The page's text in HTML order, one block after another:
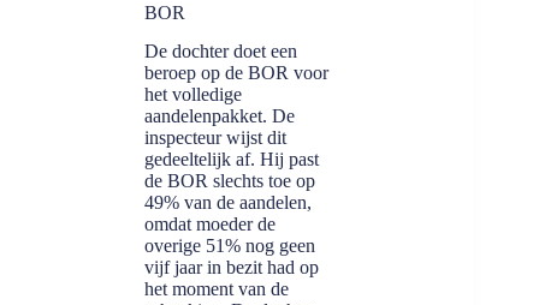
BOR
De dochter doet een
beroep op de BOR voor
het volledige
aandelenpakket. De
inspecteur wijst dit
gedeeltelijk af. Hij past
de BOR slechts toe op
49% van de aandelen,
omdat moeder de
overige 51% nog geen
vijf jaar in bezit had op
het moment van de